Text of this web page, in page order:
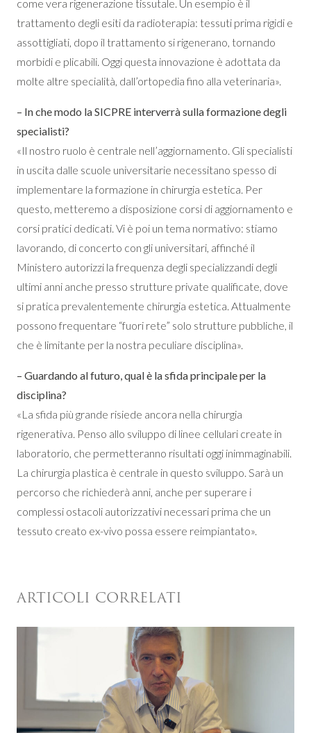
come vera rigenerazione tissutale. Un esempio è il
trattamento degli esiti da radioterapia: tessuti prima rigidi e
assottigliati, dopo il trattamento si rigenerano, tornando
morbidi e plicabili. Oggi questa innovazione è adottata da
molte altre specialità, dall’ortopedia fino alla veterinaria».
– In che modo la SICPRE interverrà sulla formazione degli
specialisti?
«Il nostro ruolo è centrale nell’aggiornamento. Gli specialisti
in uscita dalle scuole universitarie necessitano spesso di
implementare la formazione in chirurgia estetica. Per
questo, metteremo a disposizione corsi di aggiornamento e
corsi pratici dedicati. Vi è poi un tema normativo: stiamo
lavorando, di concerto con gli universitari, affinché il
Ministero autorizzi la frequenza degli specializzandi degli
ultimi anni anche presso strutture private qualificate, dove
si pratica prevalentemente chirurgia estetica. Attualmente
possono frequentare “fuori rete” solo strutture pubbliche, il
che è limitante per la nostra peculiare disciplina».
– Guardando al futuro, qual è la sfida principale per la
disciplina?
«La sfida più grande risiede ancora nella chirurgia
rigenerativa. Penso allo sviluppo di linee cellulari create in
laboratorio, che permetteranno risultati oggi inimmaginabili.
La chirurgia plastica è centrale in questo sviluppo. Sarà un
percorso che richiederà anni, anche per superare i
complessi ostacoli autorizzativi necessari prima che un
tessuto creato ex-vivo possa essere reimpiantato».
ARTICOLI CORRELATI